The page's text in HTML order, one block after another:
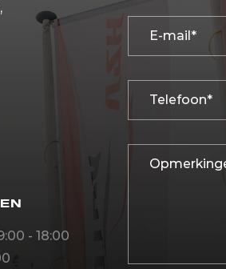
- 18:00